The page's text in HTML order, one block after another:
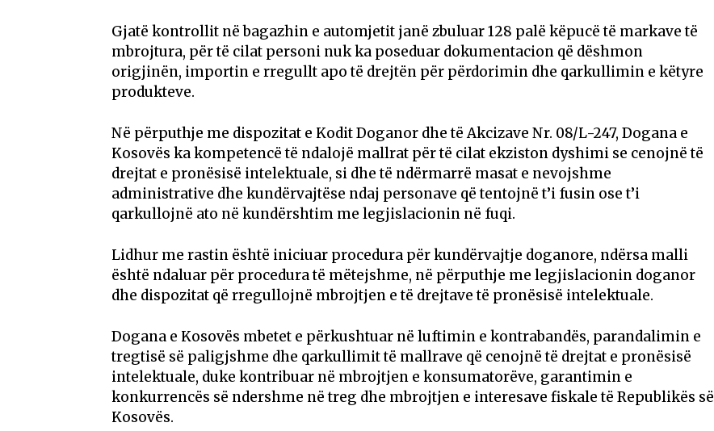
Gjatë kontrollit në bagazhin e automjetit janë zbuluar 128 palë këpucë të markave të
mbrojtura, për të cilat personi nuk ka poseduar dokumentacion që dëshmon
origjinën, importin e rregullt apo të drejtën për përdorimin dhe qarkullimin e këtyre
produkteve.
Në përputhje me dispozitat e Kodit Doganor dhe të Akcizave Nr. 08/L-247, Dogana e
Kosovës ka kompetencë të ndalojë mallrat për të cilat ekziston dyshimi se cenojnë të
drejtat e pronësisë intelektuale, si dhe të ndërmarrë masat e nevojshme
administrative dhe kundërvajtëse ndaj personave që tentojnë t’i fusin ose t’i
qarkullojnë ato në kundërshtim me legjislacionin në fuqi.
Lidhur me rastin është iniciuar procedura për kundërvajtje doganore, ndërsa malli
është ndaluar për procedura të mëtejshme, në përputhje me legjislacionin doganor
dhe dispozitat që rregullojnë mbrojtjen e të drejtave të pronësisë intelektuale.
Dogana e Kosovës mbetet e përkushtuar në luftimin e kontrabandës, parandalimin e
tregtisë së paligjshme dhe qarkullimit të mallrave që cenojnë të drejtat e pronësisë
intelektuale, duke kontribuar në mbrojtjen e konsumatorëve, garantimin e
konkurrencës së ndershme në treg dhe mbrojtjen e interesave fiskale të Republikës së
Kosovës.